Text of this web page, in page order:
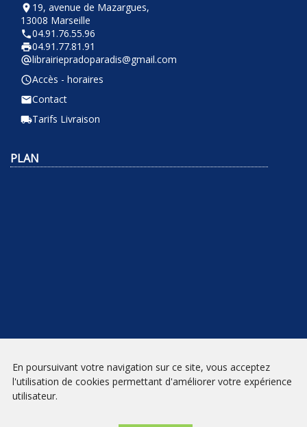
room 19, avenue de Mazargues,
13008 Marseille
phone04.91.76.55.96
local_printshop04.91.77.81.91
alternate_emaillibrairiepradoparadis@gmail.com
query_builderAccès - horaires
emailContact
local_shippingTarifs Livraison
PLAN
INSCRIPTION
En poursuivant votre navigation sur ce site, vous acceptez
l'utilisation de cookies permettant d'améliorer votre expérience
utilisateur.